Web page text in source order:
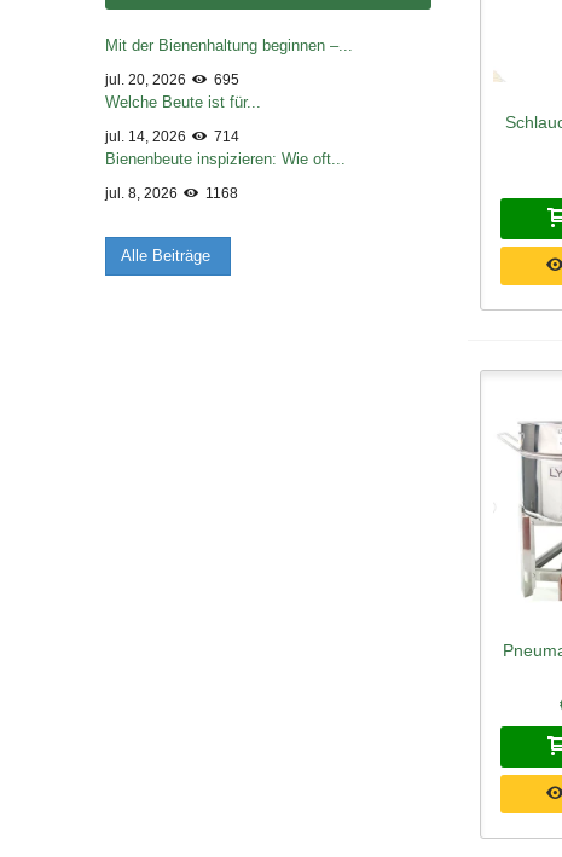
Mit der Bienenhaltung beginnen –...
jul. 20, 2026 695
Welche Beute ist für...
jul. 14, 2026 714
Bienenbeute inspizieren: Wie oft...
jul. 8, 2026 1168
Alle Beiträge